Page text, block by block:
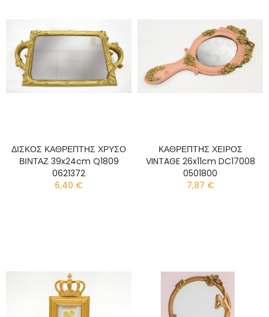
ΔΙΣΚΟΣ ΚΑΘΡΕΠΤΗΣ ΧΡΥΣΟ
ΒΙΝΤΑΖ 39x24cm Q1809
0621372
6,40 €
ΚΑΘΡΕΠΤΗΣ ΧΕΙΡΟΣ
VINTAGE 26x11cm DC17008
0501800
7,87 €